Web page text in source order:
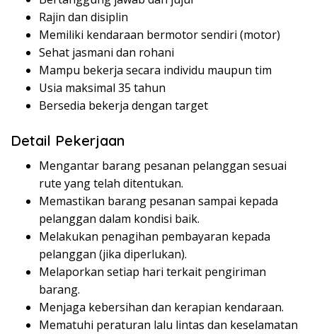
Rajin dan disiplin
Memiliki kendaraan bermotor sendiri (motor)
Sehat jasmani dan rohani
Mampu bekerja secara individu maupun tim
Usia maksimal 35 tahun
Bersedia bekerja dengan target
Detail Pekerjaan
Mengantar barang pesanan pelanggan sesuai
rute yang telah ditentukan.
Memastikan barang pesanan sampai kepada
pelanggan dalam kondisi baik.
Melakukan penagihan pembayaran kepada
pelanggan (jika diperlukan).
Melaporkan setiap hari terkait pengiriman
barang.
Menjaga kebersihan dan kerapian kendaraan.
Mematuhi peraturan lalu lintas dan keselamatan